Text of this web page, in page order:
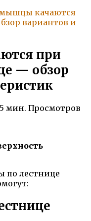
качаются
вариантов и
при
— обзор
мин. Просмотров
по лестнице